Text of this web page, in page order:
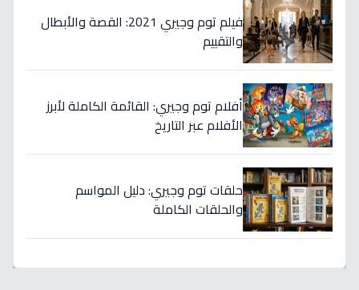
فيلم توم وجيري 2021: القصة والأبطال
والتقييم
أفلام توم وجيري: القائمة الكاملة لأبرز
الأفلام عبر التاريخ
حلقات توم وجيري: دليل المواسم
والحلقات الكاملة